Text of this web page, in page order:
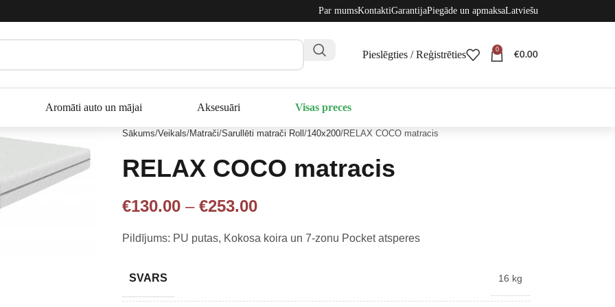
Par mumsKontaktiGarantijaPiegāde un apmaksaLatviešu
Pieslēgties / Reģistrēties 0
€0.00
Aromāti auto un mājai Aksesuāri Visas preces
Sākums Veikals Matrači Sarullēti matrači Roll 140x200 RELAX COCO matracis
RELAX COCO matracis
€130.00 – €253.00
Pildījums: PU putas, Kokosa koira un 7-zonu Pocket atsperes
SVARS 16 kg